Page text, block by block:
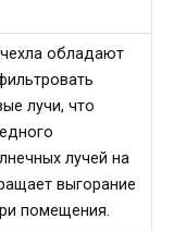
обладают
лучи, что
лучей на
выгорание
помещения.